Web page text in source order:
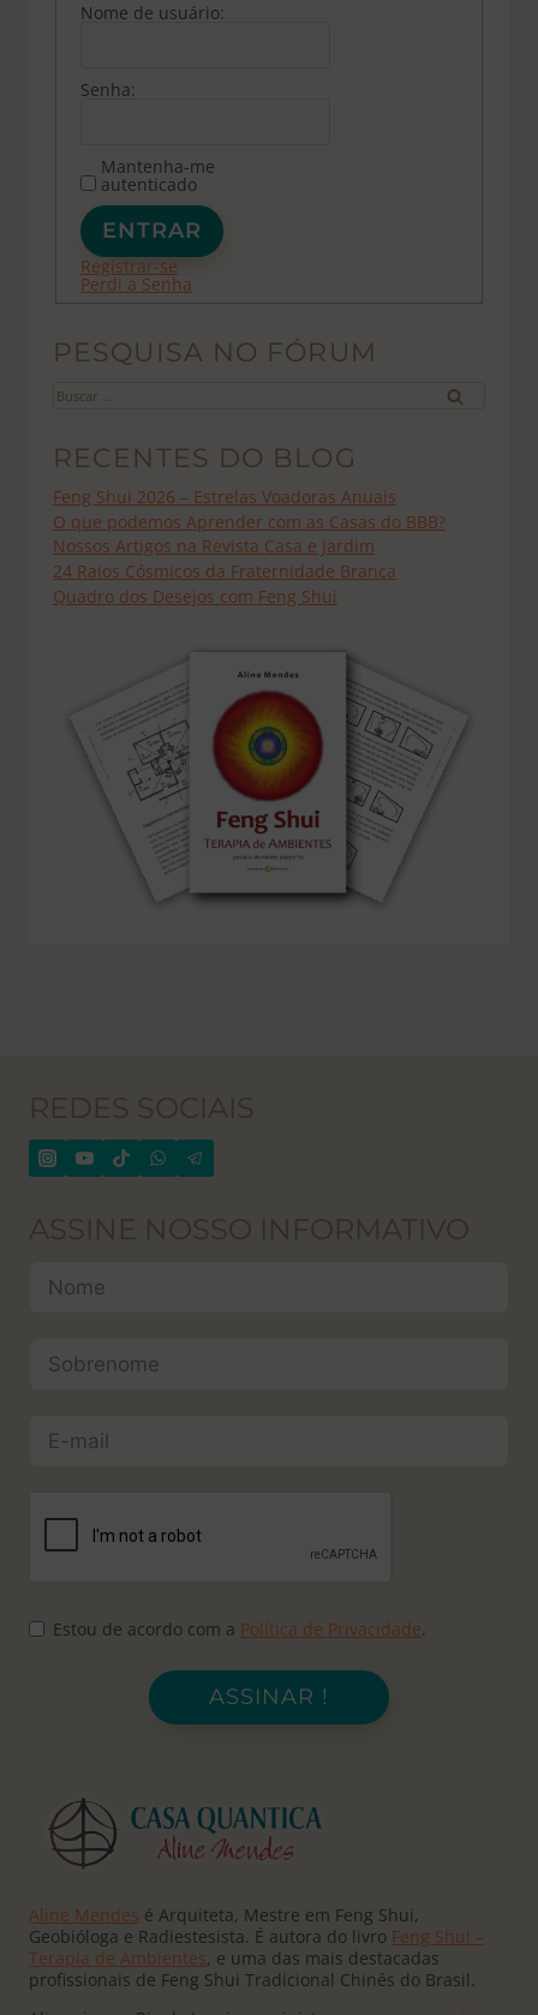
Nome de usuário:
Senha:
Mantenha-me
autenticado
ENTRAR
Registrar-se
Perdi a Senha
PESQUISA NO FÓRUM
Buscar
por:
RECENTES DO BLOG
Feng Shui 2026 – Estrelas Voadoras Anuais
O que podemos Aprender com as Casas do BBB?
Nossos Artigos na Revista Casa e Jardim
24 Raios Cósmicos da Fraternidade Branca
Quadro dos Desejos com Feng Shui
REDES SOCIAIS
ASSINE NOSSO INFORMATIVO
Estou de acordo com a Política de Privacidade.
ASSINAR !
Aline Mendes é Arquiteta, Mestre em Feng Shui,
Geobióloga e Radiestesista. É autora do livro Feng Shui –
Terapia de Ambientes, e uma das mais destacadas
profissionais de Feng Shui Tradicional Chinês do Brasil.